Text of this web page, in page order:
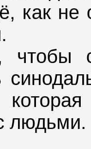
как не
чтобы
людьми.